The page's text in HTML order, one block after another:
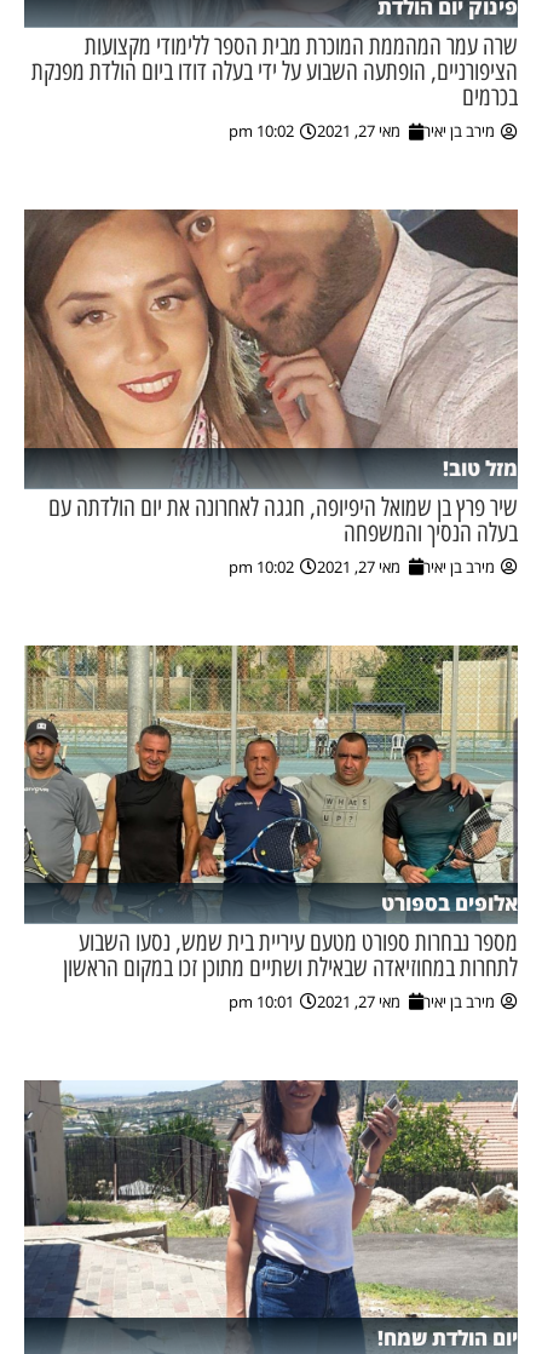
פינוק יום הולדת
שרה עמר המהממת המוכרת מבית הספר ללימודי מקצועות
הציפורניים, הופתעה השבוע על ידי בעלה דודו ביום הולדת מפנקת
בכרמים
מירב בן יאיר מאי 27, 2021 10:02 pm
מזל טוב!
שיר פרץ בן שמואל היפיופה, חגגה לאחרונה את יום הולדתה עם
בעלה הנסיך והמשפחה
מירב בן יאיר מאי 27, 2021 10:02 pm
אלופים בספורט
מספר נבחרות ספורט מטעם עיריית בית שמש, נסעו השבוע
לתחרות במחוזיאדה שבאילת ושתיים מתוכן זכו במקום הראשון
מירב בן יאיר מאי 27, 2021 10:01 pm
יום הולדת שמח!